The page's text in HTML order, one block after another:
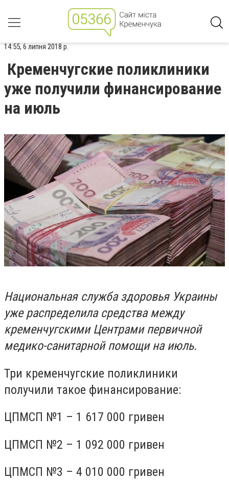
14:55, 6 липня 2018 р.
Кременчугские поликлиники
уже получили финансирование
на июль
Национальная служба здоровья Украины
уже распределила средства между
кременчугскими Центрами первичной
медико-санитарной помощи на июль.
Три кременчугские поликлиники
получили такое финансирование:
ЦПМСП №1 – 1 617 000 гривен
ЦПМСП №2 – 1 092 000 гривен
ЦПМСП №3 – 4 010 000 гривен